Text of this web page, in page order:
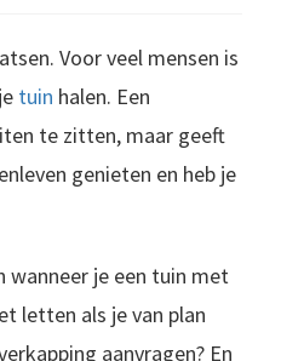
Voor veel mensen is
tuin halen. Een
te zitten, maar geeft
genieten en heb je
wanneer je een tuin met
letten als je van plan
aanvragen? En